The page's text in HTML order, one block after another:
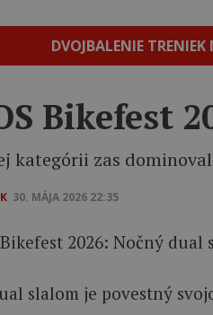
DVOJBALENIE TRENIEK
Bikefest
kategórii zas
30. MÁJA 2026 22:35
slalom je povestný